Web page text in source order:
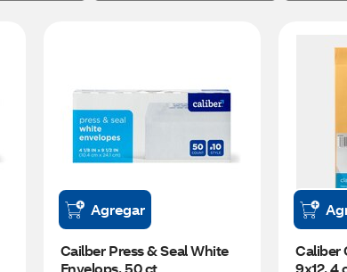
Agregar
Cailber Press & Seal White
Envelops, 50 ct
Caliber
9x12, 4